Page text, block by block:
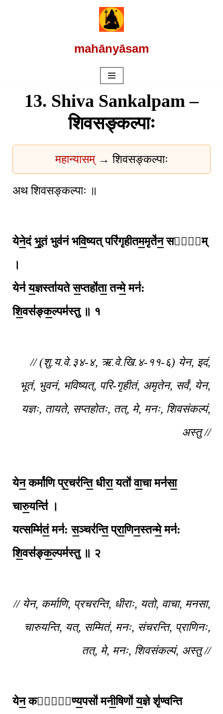
mahānyāsam
13. Shiva Sankalpam –
शिवसङ्कल्पाः
महान्यासम् → शिवसङ्कल्पाः
अथ शिवसङ्कल्पाः ॥
येने॒दं भू॒तं भुव॑नं भवि॒ष्यत् परि॑गृहीतम॒मृते॑न॒ सर्व᳚म्
।
येन॑ य॒ज्ञस्ता॑यते स॒प्तहो॑ता॒ तन्मे॒ मन॑:
शि॒वस॑ङ्क॒ल्पम॑स्तु ॥ १
// (शु.य.वे.३४-४, ऋ.वे.खि.४-११-६) येन, इदं,
भूतं, भुवनं, भविष्यत्, परि-गृहीतं, अमृतेन, सर्वं, येन,
यज्ञः, तायते, सप्तहोतः, तत्, मे, मनः, शिवसंकल्पं,
अस्तु //
येन॒ कर्मा॑णि प्र॒चर॑न्ति॒ धीरा॒ यतो॑ वा॒चा मन॑सा॒
चारु॒यन्ति॑ ।
यत्सम्मि॑तं॒ मन॑: स॒ञ्चर॑न्ति॒ प्रा॒णिन॒स्तन्मे॒ मन॑:
शि॒वस॑ङ्क॒ल्पम॑स्तु ॥ २
// येन, कर्माणि, प्रचरन्ति, धीराः, यतो, वाचा, मनसा,
चारुयन्ति, यत्, सम्मितं, मनः, संचरन्ति, प्राणिनः,
तत्, मे, मनः, शिवसंकल्पं, अस्तु //
येन॒ कर्मा᳚ण्य॒पसो॑ मनी॒षिणो॑ य॒ज्ञे शृ॑ण्वन्ति